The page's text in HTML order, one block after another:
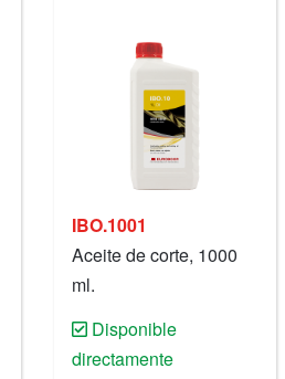
IBO.1001
Aceite de corte, 1000
ml.
Disponible
directamente